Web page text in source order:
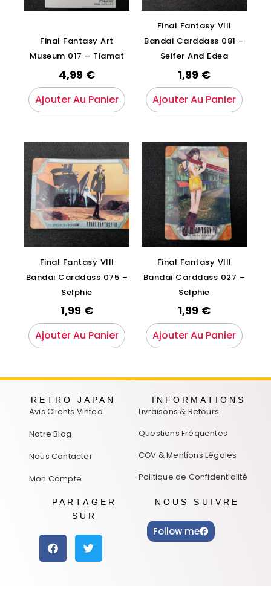
Final Fantasy Art
Museum 017 – Tiamat
4,99 €
Ajouter Au Panier
Final Fantasy VIII
Bandai Carddass 081 –
Seifer And Edea
1,99 €
Ajouter Au Panier
Final Fantasy VIII
Bandai Carddass 075 –
Selphie
1,99 €
Ajouter Au Panier
Final Fantasy VIII
Bandai Carddass 027 –
Selphie
1,99 €
Ajouter Au Panier
RETRO JAPAN
Avis Clients Vinted
Notre Blog
Nous Contacter
Mon Compte
INFORMATIONS
Livraisons & Retours
Questions Fréquentes
CGV & Mentions Légales
Politique de Confidentialité
PARTAGER
SUR
NOUS SUIVRE
Follow me